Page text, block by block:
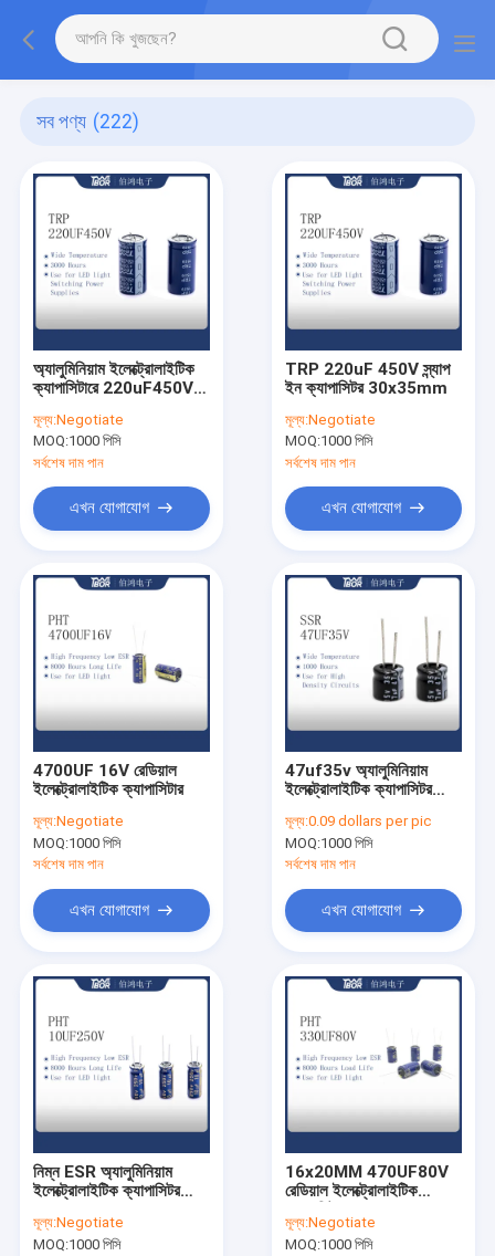
সব পণ্য (222)
অ্যালুমিনিয়াম ইলেক্ট্রোলাইটিক
ক্যাপাসিটারে 220uF450V
মূল্য:Negotiate
MOQ:1000 পিসি
সর্বশেষ দাম পান
এখন যোগাযোগ
TRP 220uF 450V স্ন্যাপ
ইন ক্যাপাসিটর 30x35mm
মূল্য:Negotiate
MOQ:1000 পিসি
সর্বশেষ দাম পান
এখন যোগাযোগ
4700UF 16V রেডিয়াল
ইলেক্ট্রোলাইটিক ক্যাপাসিটার
মূল্য:Negotiate
MOQ:1000 পিসি
সর্বশেষ দাম পান
এখন যোগাযোগ
47uf35v অ্যালুমিনিয়াম
ইলেক্ট্রোলাইটিক ক্যাপাসিটর
মূল্য:0.09 dollars per pic
MOQ:1000 পিসি
সর্বশেষ দাম পান
এখন যোগাযোগ
নিম্ন ESR অ্যালুমিনিয়াম
ইলেক্ট্রোলাইটিক ক্যাপাসিটর
মূল্য:Negotiate
MOQ:1000 পিসি
16x20MM 470UF80V
রেডিয়াল ইলেক্ট্রোলাইটিক
মূল্য:Negotiate
MOQ:1000 পিসি